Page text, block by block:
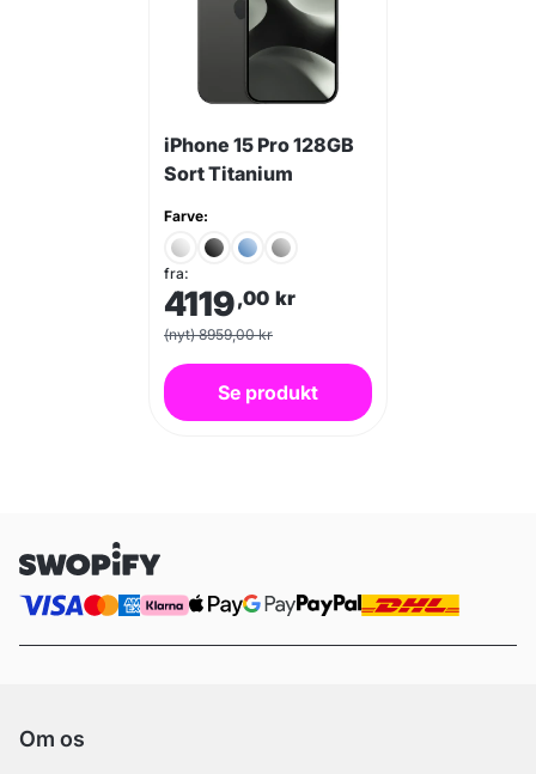
iPhone 15 Pro 128GB
Sort Titanium
Farve:
fra:
4119,00 kr
(nyt) 8959,00 kr
Se produkt
Om os